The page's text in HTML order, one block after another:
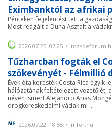
Eximbanktól az afrikai
Pénteken feljelentést tett a
Most reagált a Duna Aszfalt a
2026.07.25. 07:25 •
Tűzharcban fogták el
szökevényét -
Évek óta keresték Costa Rica egyik
hálózatának feltételezett vezetőjét,
néven ismert Alejandro Arias
drogkereskedelmi vádak mi ...
2026.07.22. 18:55 • mfor.hu